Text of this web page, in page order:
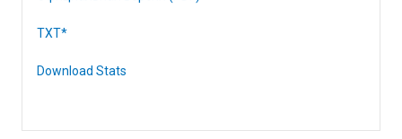
TXT*
Download Stats